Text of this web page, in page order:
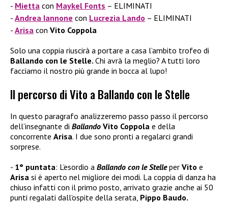
Mietta con Maykel Fonts – ELIMINATI
Andrea Iannone con Lucrezia Lando – ELIMINATI
Arisa con Vito Coppola
Solo una coppia riuscirà a portare a casa l’ambito trofeo di
Ballando con le Stelle. Chi avrà la meglio? A tutti loro
facciamo il nostro più grande in bocca al lupo!
Il percorso di Vito a Ballando con le Stelle
In questo paragrafo analizzeremo passo passo il percorso
dell’insegnante di Ballando Vito Coppola e della
concorrente Arisa. I due sono pronti a regalarci grandi
sorprese.
1° puntata: L’esordio a Ballando con le Stelleper Vito e
Arisa si è aperto nel migliore dei modi. La coppia di danza ha
chiuso infatti con il primo posto, arrivato grazie anche ai 50
punti regalati dall’ospite della serata, Pippo Baudo.